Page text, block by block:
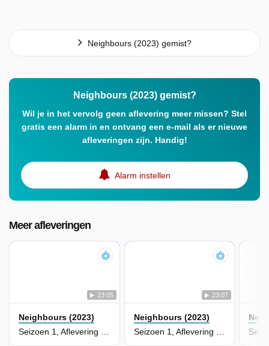
Neighbours (2023) gemist?
Neighbours (2023) gemist?
Wil je in het vervolg geen aflevering meer missen? Stel
gratis een alarm in en ontvang een e-mail als er nieuwe
afleveringen zijn. Handig!
Alarm instellen
Meer afleveringen
23:05
Neighbours (2023)
Seizoen 1, Aflevering 143
23:07
Neighbours (2023)
Seizoen 1, Aflevering 142